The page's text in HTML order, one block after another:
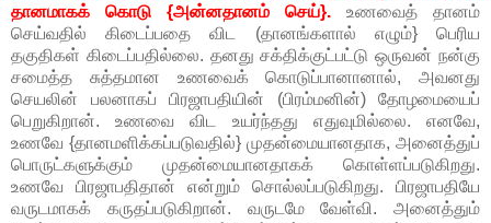
தானமாகக் கொடு {அன்னதானம் செய்}. உணவைத் தானம்
செய்வதில் கிடைப்பதை விட (தானங்களால் எழும்} பெரிய
தகுதிகள் கிடைப்பதில்லை. தனது சக்திக்குட்பட்டு ஒருவன் நன்கு
சமைத்த சுத்தமான உணவைக் கொடுப்பானானால், அவனது
செயலின் பலனாகப் பிரஜாபதியின் (பிரம்மனின்) தோழமையைப்
பெறுகிறான். உணவை விட உயர்ந்தது எதுவுமில்லை. எனவே,
உணவே {தானமளிக்கப்படுவதில்} முதன்மையானதாக, அனைத்துப்
பொருட்களுக்கும் முதன்மையானதாகக் கொள்ளப்படுகிறது.
உணவே பிரஜாபதிதான் என்றும் சொல்லப்படுகிறது. பிரஜாபதியே
வருடமாகக் கருதப்படுகிறான். வருடமே வேள்வி. அனைத்தும்